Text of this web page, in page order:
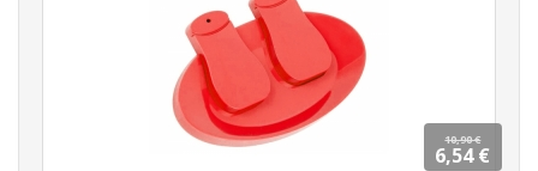
10,90 €
6,54 €